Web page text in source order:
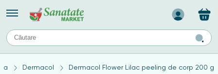
Назад
TIPURI DE TEN
Produse pentru ten mixt
Dermacol Dermacol Flower Lilac peeling de corp 200 g